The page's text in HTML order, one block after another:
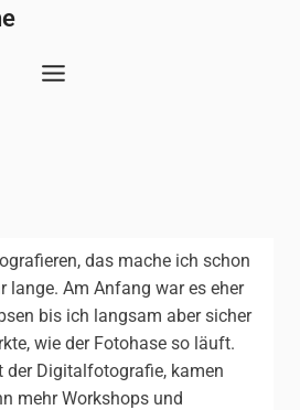
das mache ich schon
lange. Am Anfang war es eher
bis ich langsam aber sicher
wie der Fotohase so läuft.
der Digitalfotografie, kamen
mehr Workshops und